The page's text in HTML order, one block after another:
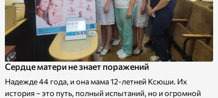
Сердце матери не знает поражений
Надежде 44 года, и она мама 12-летней Ксюши. Их
история – это путь, полный испытаний, но и огромной